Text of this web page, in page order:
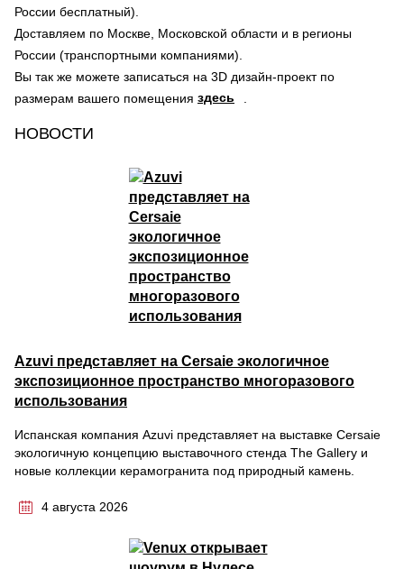
России бесплатный).
Доставляем по Москве, Московской области и в регионы
России (транспортными компаниями).
Вы так же можете записаться на 3D дизайн-проект по
размерам вашего помещения здесь
НОВОСТИ
Azuvi представляет на Cersaie экологичное
экспозиционное пространство многоразового
использования
Испанская компания Azuvi представляет на выставке Cersaie
экологичную концепцию выставочного стенда The Gallery и
новые коллекции керамогранита под природный камень.
4 августа 2026